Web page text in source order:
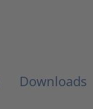
Downloads